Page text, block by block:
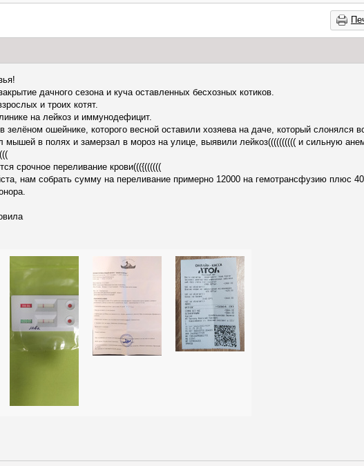
дачного сезона и куча оставленных бесхозных котиков.
и троих котят.
на лейкоз и иммунодефицит.
зелёном ошейнике, которого весной оставили хозяева на даче, который слонялся
мышей в полях и замерзал в мороз на улице, выявили лейкоз(((((((((( и сильную
срочное переливание крови((({((((((
нам собрать сумму на переливание примерно 12000 на гемотрансфузию плюс